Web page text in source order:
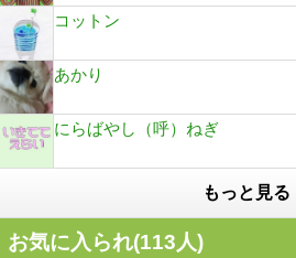
コットン
あかり
にらばやし（呼）ねぎ
もっと見る
お気に入られ(113人)